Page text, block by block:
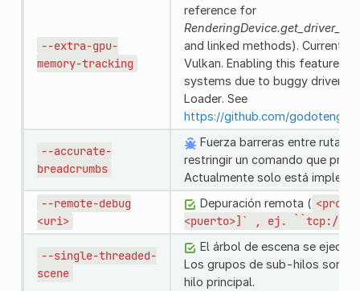
--extra-gpu-
memory-tracking
reference for
and linked methods). Currently
Vulkan. Enabling this feature
systems due to buggy drivers
Loader. See
https://github.com/
--accurate-
breadcrumbs
Fuerza barreras entre rutas
restringir un comando que
Actualmente solo está
--remote-debug
<uri>
Depuración remota (
<puerto>]`
, ej. ``tcp://
--single-threaded-
scene
El árbol de escena se
Los grupos de sub-hilos son
hilo principal.